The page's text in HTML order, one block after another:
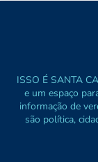
ISSO É SANTA
e um espaço
informação de
são política,